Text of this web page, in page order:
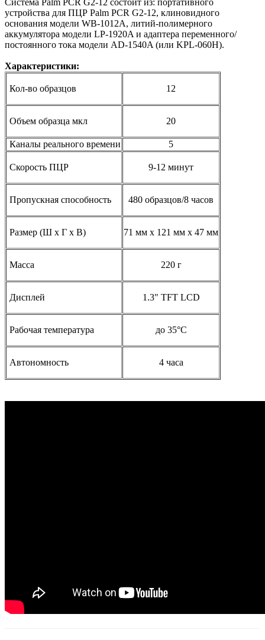
Система Palm PCR G2-12 состоит из: портативного
устройства для ПЦР Palm PCR G2-12, клиновидного
основания модели WB-1012A, литий-полимерного
аккумулятора модели LP-1920A и адаптера переменного/
постоянного тока модели AD-1540A (или KPL-060H).
Характеристики:
Кол-во образцов 12
Объем образца мкл 20
Каналы реального времени 5
Скорость ПЦР 9-12 минут
Пропускная способность 480 образцов/8 часов
Размер (Ш х Г х В) 71 мм х 121 мм х 47 мм
Масса 220 г
Дисплей 1.3" TFT LCD
Рабочая температура до 35°С
Автономность 4 часа